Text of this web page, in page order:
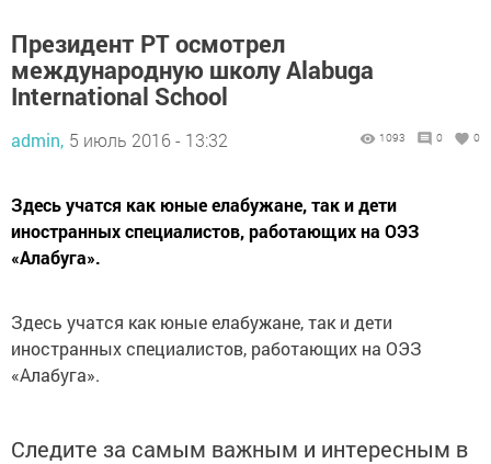
Президент РТ осмотрел
международную школу Alabuga
International School
admin, 5 июль 2016 - 13:32 1093 0 0
Здесь учатся как юные елабужане, так и дети
иностранных специалистов, работающих на ОЭЗ
«Алабуга».
Здесь учатся как юные елабужане, так и дети
иностранных специалистов, работающих на ОЭЗ
«Алабуга».
Следите за самым важным и интересным в